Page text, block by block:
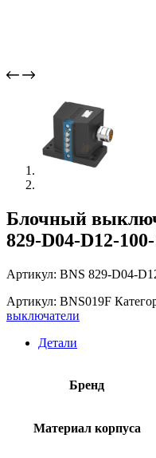
Блочный
829-D04-D12-
Артикул: BNS 829-D04-
Артикул: BNS019F
выключатели
Детали
Бренд
Материал корпуса